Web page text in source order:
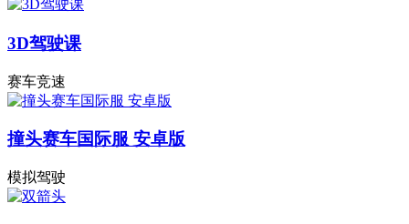
3D驾驶课
赛车竞速
撞头赛车国际服 安卓版
模拟驾驶